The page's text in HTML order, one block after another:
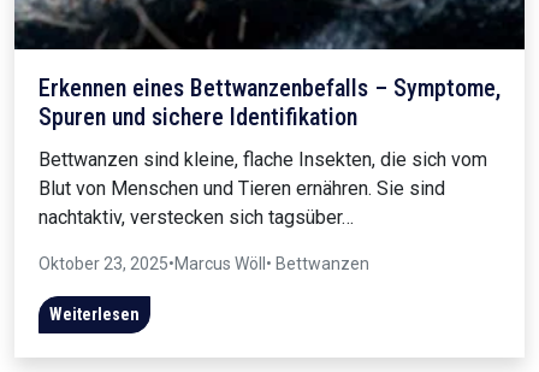
Erkennen eines Bettwanzenbefalls – Symptome,
Spuren und sichere Identifikation
Bettwanzen sind kleine, flache Insekten, die sich vom
Blut von Menschen und Tieren ernähren. Sie sind
nachtaktiv, verstecken sich tagsüber…
Oktober 23, 2025•Marcus Wöll • Bettwanzen
Weiterlesen